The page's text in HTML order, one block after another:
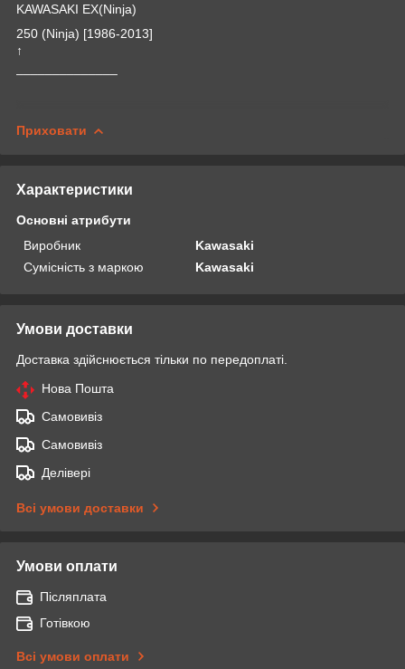
KAWASAKI EX(Ninja)
250 (Ninja) [1986-2013]
↑
Приховати
Характеристики
Основні атрибути
Виробник
Kawasaki
Сумісність з маркою
Kawasaki
Умови доставки
Доставка здійснюється тільки по передоплаті.
Нова Пошта
Самовивіз
Самовивіз
Делівері
Всі умови доставки
Умови оплати
Післяплата
Готівкою
Всі умови оплати